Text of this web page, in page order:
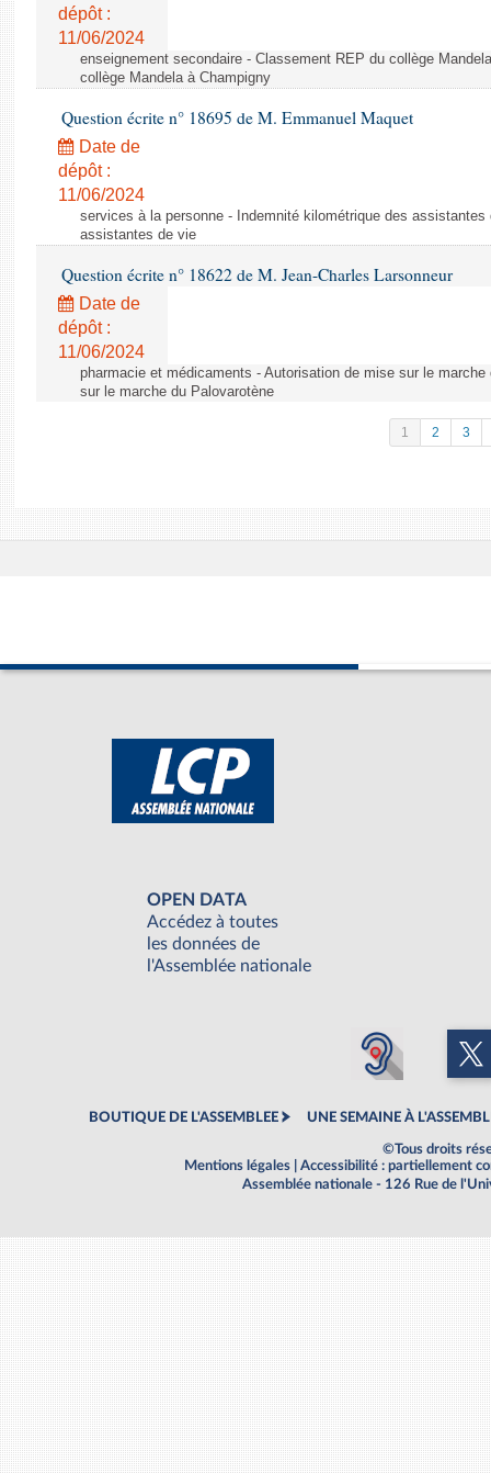
dépôt :
11/06/2024
enseignement secondaire - Classement REP du collège
collège Mandela à Champigny
Question écrite n° 18695 de M. Emmanuel Maquet
Date de
dépôt :
11/06/2024
services à la personne - Indemnité kilométrique des
assistantes de vie
Question écrite n° 18622 de M. Jean-Charles Larsonneur
Date de
dépôt :
11/06/2024
pharmacie et médicaments - Autorisation de mise sur le
sur le marche du Palovarotène
1 2 3
OPEN DATA
Accédez à toutes
les données de
l'Assemblée nationale
BOUTIQUE DE L'ASSEMBLEE UNE SEMAINE À
©Tous droits
Mentions légales
Accessibilité : partiellement
Assemblée nationale - 126 Rue de